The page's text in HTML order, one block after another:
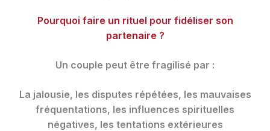
Pourquoi faire un rituel pour fidéliser son
partenaire ?
Un couple peut être fragilisé par :
La jalousie, les disputes répétées, les mauvaises
fréquentations, les influences spirituelles
négatives, les tentations extérieures